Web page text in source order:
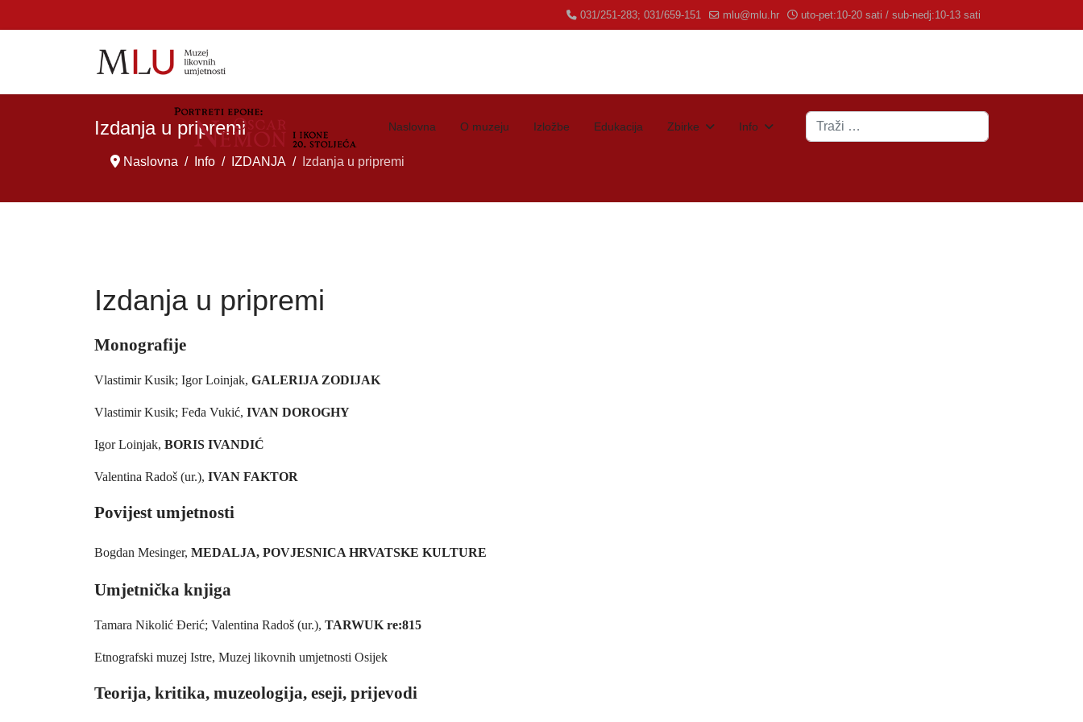
031/251-283; 031/659-151 mlu@mlu.hr uto-pet:10-20 sati / sub-nedj:10-13 sati
Naslovna O muzeju Izložbe Edukacija Zbirke Info Traži
Izdanja u pripremi
Naslovna Info IZDANJA Izdanja u pripremi
Izdanja u pripremi
Monografije
Vlastimir Kusik; Igor Loinjak, GALERIJA ZODIJAK
Vlastimir Kusik; Feđa Vukić, IVAN DOROGHY
Igor Loinjak, BORIS IVANDIĆ
Valentina Radoš (ur.), IVAN FAKTOR
Povijest umjetnosti
Bogdan Mesinger, MEDALJA, POVJESNICA HRVATSKE KULTURE
Umjetnička knjiga
Tamara Nikolić Đerić; Valentina Radoš (ur.), TARWUK re:815
Etnografski muzej Istre, Muzej likovnih umjetnosti Osijek
Teorija, kritika, muzeologija, eseji, prijevodi